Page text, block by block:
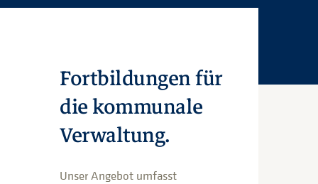
Fortbildungen für
die kommunale
Verwaltung.
Unser Angebot umfasst